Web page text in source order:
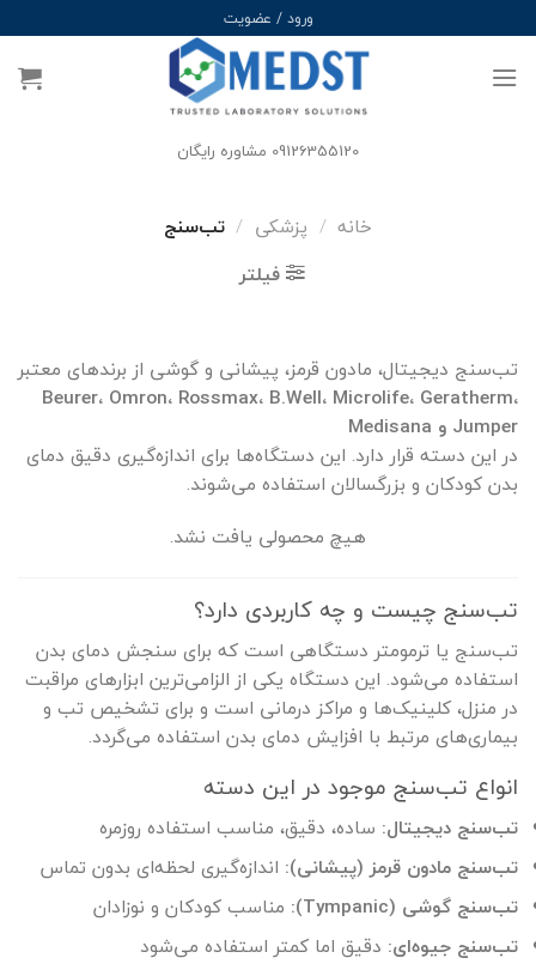
to
content
ورود / عضویت
09126355120 مشاوره رایگان
خانه / پزشکی / تب‌سنج
فیلتر
تب‌سنج دیجیتال، مادون قرمز، پیشانی و گوشی از برندهای معتبر
Beurer، Omron، Rossmax، B.Well، Microlife، Geratherm،
Jumper و Medisana
در این دسته قرار دارد. این دستگاه‌ها برای اندازه‌گیری دقیق دمای
بدن کودکان و بزرگسالان استفاده می‌شوند.
هیچ محصولی یافت نشد.
تب‌سنج چیست و چه کاربردی دارد؟
تب‌سنج یا ترمومتر دستگاهی است که برای سنجش دمای بدن
استفاده می‌شود. این دستگاه یکی از الزامی‌ترین ابزارهای مراقبت
در منزل، کلینیک‌ها و مراکز درمانی است و برای تشخیص تب و
بیماری‌های مرتبط با افزایش دمای بدن استفاده می‌گردد.
انواع تب‌سنج موجود در این دسته
تب‌سنج دیجیتال: ساده، دقیق، مناسب استفاده روزمره
تب‌سنج مادون قرمز (پیشانی): اندازه‌گیری لحظه‌ای بدون تماس
تب‌سنج گوشی (Tympanic):
مناسب کودکان و نوزادان
تب‌سنج جیوه‌ای: دقیق اما کمتر استفاده می‌شود